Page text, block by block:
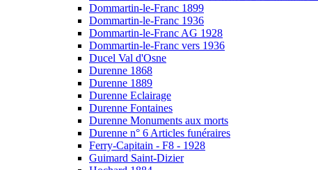
Dommartin-le-Franc 1899
Dommartin-le-Franc 1936
Dommartin-le-Franc AG 1928
Dommartin-le-Franc vers 1936
Ducel Val d'Osne
Durenne 1868
Durenne 1889
Durenne Eclairage
Durenne Fontaines
Durenne Monuments aux morts
Durenne n° 6 Articles funéraires
Ferry-Capitain - F8 - 1928
Guimard Saint-Dizier